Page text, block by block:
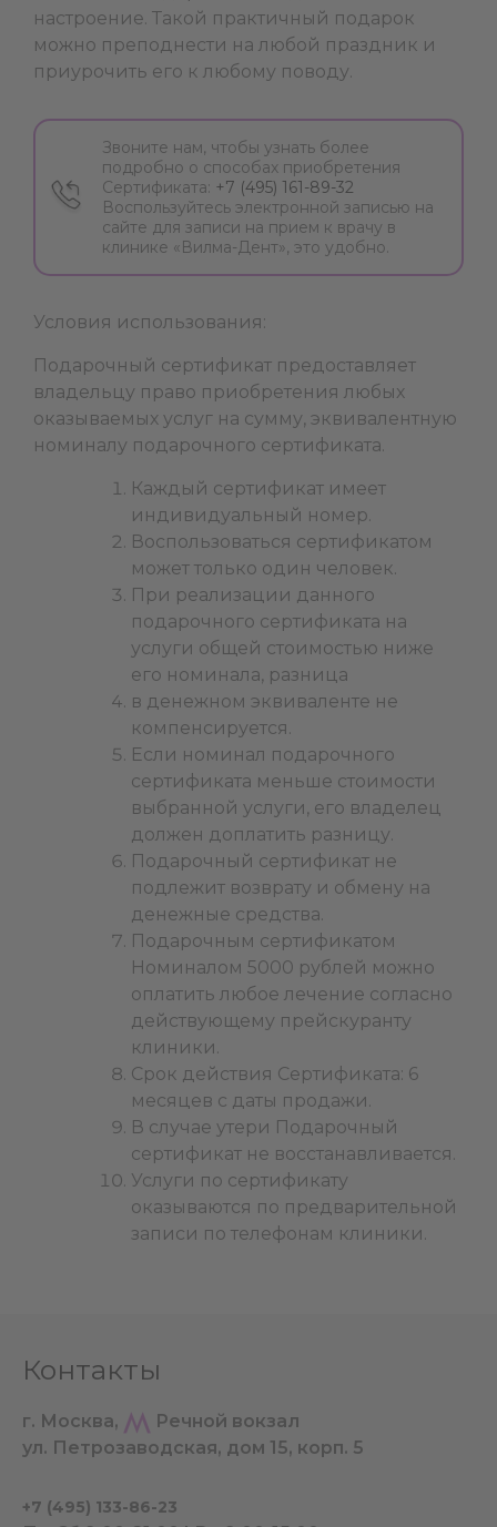
настроение. Такой практичный подарок
можно преподнести на любой праздник и
приурочить его к любому поводу.
Звоните нам, чтобы узнать более
подробно о способах приобретения
Сертификата: +7 (495) 161-89-32
Воспользуйтесь электронной записью на
сайте для записи на прием к врачу в
клинике «Вилма-Дент», это удобно.
Условия использования:
Подарочный сертификат предоставляет
владельцу право приобретения любых
оказываемых услуг на сумму, эквивалентную
номиналу подарочного сертификата.
Каждый сертификат имеет
индивидуальный номер.
Воспользоваться сертификатом
может только один человек.
При реализации данного
подарочного сертификата на
услуги общей стоимостью ниже
его номинала, разница
в денежном эквиваленте не
компенсируется.
Если номинал подарочного
сертификата меньше стоимости
выбранной услуги, его владелец
должен доплатить разницу.
Подарочный сертификат не
подлежит возврату и обмену на
денежные средства.
Подарочным сертификатом
Номиналом 5000 рублей можно
оплатить любое лечение согласно
действующему прейскуранту
клиники.
Срок действия Сертификата: 6
месяцев с даты продажи.
В случае утери Подарочный
сертификат не восстанавливается.
Услуги по сертификату
оказываются по предварительной
записи по телефонам клиники.
Контакты
г. Москва,
Речной вокзал
ул. Петрозаводская, дом 15, корп. 5
+7 (495) 133-86-23